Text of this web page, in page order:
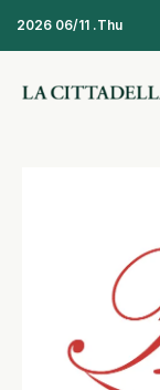
2026 06/11 .Thu